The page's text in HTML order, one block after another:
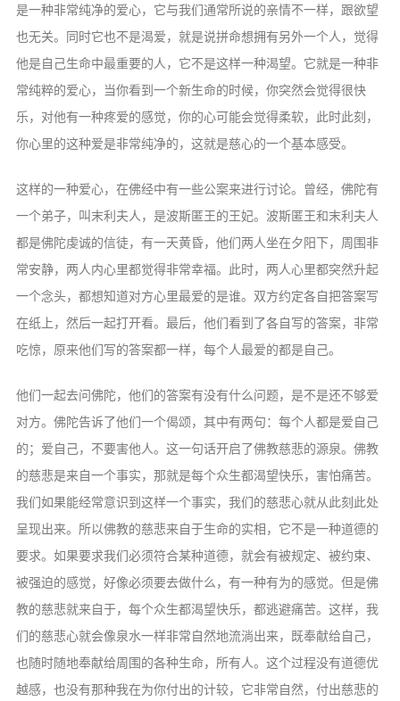
是一种非常纯净的爱心，它与我们通常所说的亲情不一样，跟欲望
也无关。同时它也不是渴爱，就是说拼命想拥有另外一个人，觉得
他是自己生命中最重要的人，它不是这样一种渴望。它就是一种非
常纯粹的爱心，当你看到一个新生命的时候，你突然会觉得很快
乐，对他有一种疼爱的感觉，你的心可能会觉得柔软，此时此刻，
你心里的这种爱是非常纯净的，这就是慈心的一个基本感受。
这样的一种爱心，在佛经中有一些公案来进行讨论。曾经，佛陀有
一个弟子，叫末利夫人，是波斯匿王的王妃。波斯匿王和末利夫人
都是佛陀虔诚的信徒，有一天黄昏，他们两人坐在夕阳下，周围非
常安静，两人内心里都觉得非常幸福。此时，两人心里都突然升起
一个念头，都想知道对方心里最爱的是谁。双方约定各自把答案写
在纸上，然后一起打开看。最后，他们看到了各自写的答案，非常
吃惊，原来他们写的答案都一样，每个人最爱的都是自己。
他们一起去问佛陀，他们的答案有没有什么问题，是不是还不够爱
对方。佛陀告诉了他们一个偈颂，其中有两句：每个人都是爱自己
的；爱自己，不要害他人。这一句话开启了佛教慈悲的源泉。佛教
的慈悲是来自一个事实，那就是每个众生都渴望快乐，害怕痛苦。
我们如果能经常意识到这样一个事实，我们的慈悲心就从此刻此处
呈现出来。所以佛教的慈悲来自于生命的实相，它不是一种道德的
要求。如果要求我们必须符合某种道德，就会有被规定、被约束、
被强迫的感觉，好像必须要去做什么，有一种有为的感觉。但是佛
教的慈悲就来自于，每个众生都渴望快乐，都逃避痛苦。这样，我
们的慈悲心就会像泉水一样非常自然地流淌出来，既奉献给自己，
也随时随地奉献给周围的各种生命，所有人。这个过程没有道德优
越感，也没有那种我在为你付出的计较，它非常自然，付出慈悲的